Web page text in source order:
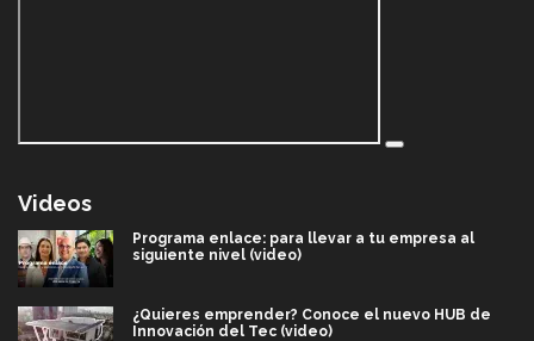
Videos
Programa enlace: para llevar a tu empresa al
siguiente nivel (video)
¿Quieres emprender? Conoce el nuevo HUB de
Innovación del Tec (video)